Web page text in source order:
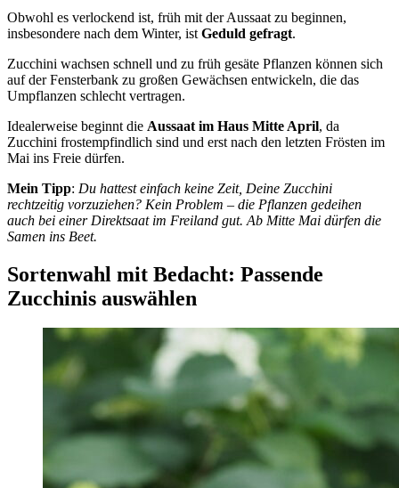
Obwohl es verlockend ist, früh mit der Aussaat zu beginnen,
insbesondere nach dem Winter, ist Geduld gefragt.
Zucchini wachsen schnell und zu früh gesäte Pflanzen können sich
auf der Fensterbank zu großen Gewächsen entwickeln, die das
Umpflanzen schlecht vertragen.
Idealerweise beginnt die Aussaat im Haus Mitte April, da
Zucchini frostempfindlich sind und erst nach den letzten Frösten im
Mai ins Freie dürfen.
Mein Tipp: Du hattest einfach keine Zeit, Deine Zucchini
rechtzeitig vorzuziehen? Kein Problem – die Pflanzen gedeihen
auch bei einer Direktsaat im Freiland gut. Ab Mitte Mai dürfen die
Samen ins Beet.
Sortenwahl mit Bedacht: Passende
Zucchinis auswählen